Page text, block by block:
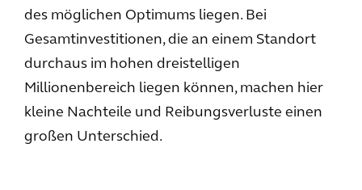
des möglichen Optimums liegen. Bei
Gesamtinvestitionen, die an einem Standort
durchaus im hohen dreistelligen
Millionenbereich liegen können, machen hier
kleine Nachteile und Reibungsverluste einen
großen Unterschied.